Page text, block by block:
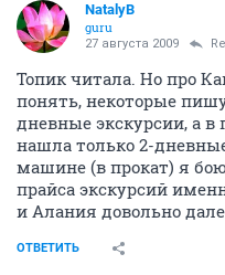
NatalyB
guru
27 августа 2009
Топик читала. Но про
понять, некоторые
дневные экскурсии, а в
нашла только 2-
машине (в прокат) я
прайса экскурсий
и Алания довольно
ОТВЕТИТЬ